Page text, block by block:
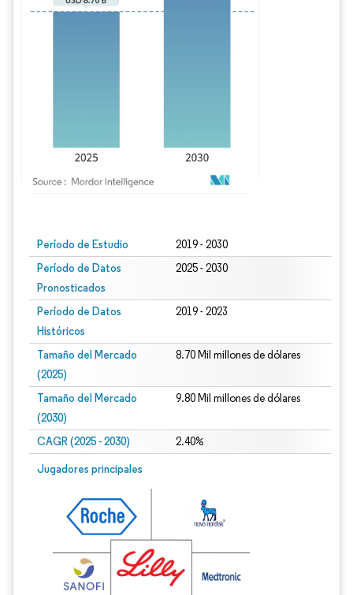
Período de Estudio 2019 - 2030
Período de Datos
Pronosticados
2025 - 2030
Período de Datos
Históricos
2019 - 2023
Tamaño del Mercado
(2025)
8.70 Mil millones de dólares
Tamaño del Mercado
(2030)
9.80 Mil millones de dólares
CAGR (2025 - 2030) 2.40%
Jugadores principales